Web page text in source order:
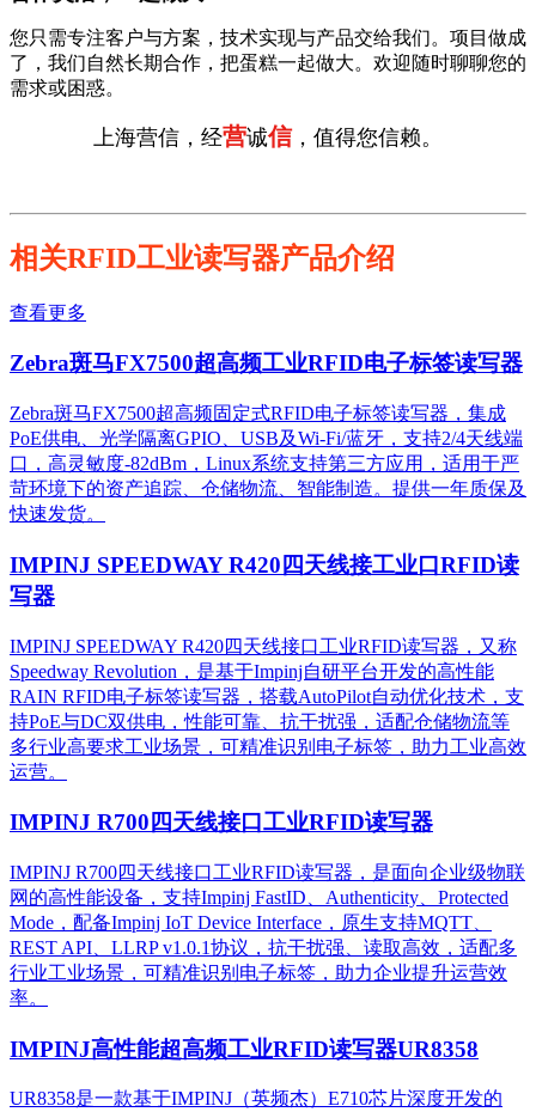
您只需专注客户与方案，技术实现与产品交给我们。项目做成
了，我们自然长期合作，把蛋糕一起做大。欢迎随时聊聊您的
需求或困惑。
上海营信，经营诚信，值得您信赖。
相关RFID工业读写器产品介绍
查看更多
Zebra斑马FX7500超高频工业RFID电子标签读写器
Zebra斑马FX7500超高频固定式RFID电子标签读写器，集成
PoE供电、光学隔离GPIO、USB及Wi-Fi/蓝牙，支持2/4天线端
口，高灵敏度-82dBm，Linux系统支持第三方应用，适用于严
苛环境下的资产追踪、仓储物流、智能制造。提供一年质保及
快速发货。
IMPINJ SPEEDWAY R420四天线接工业口RFID读
写器
IMPINJ SPEEDWAY R420四天线接口工业RFID读写器，又称
Speedway Revolution，是基于Impinj自研平台开发的高性能
RAIN RFID电子标签读写器，搭载AutoPilot自动优化技术，支
持PoE与DC双供电，性能可靠、抗干扰强，适配仓储物流等
多行业高要求工业场景，可精准识别电子标签，助力工业高效
运营。​
IMPINJ R700四天线接口工业RFID读写器
IMPINJ R700四天线接口工业RFID读写器，是面向企业级物联
网的高性能设备，支持Impinj FastID、Authenticity、Protected
Mode，配备Impinj IoT Device Interface，原生支持MQTT、
REST API、LLRP v1.0.1协议，抗干扰强、读取高效，适配多
行业工业场景，可精准识别电子标签，助力企业提升运营效
率。
IMPINJ高性能超高频工业RFID读写器UR8358
UR8358是一款基于IMPINJ（英频杰）E710芯片深度开发的